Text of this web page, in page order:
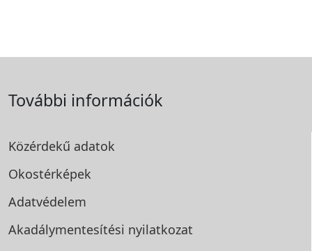
További információk
Közérdekű adatok
Okostérképek
Adatvédelem
Akadálymentesítési nyilatkozat